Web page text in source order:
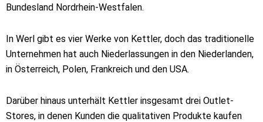
Bundesland Nordrhein-Westfalen.
In Werl gibt es vier Werke von Kettler, doch das traditionelle
Unternehmen hat auch Niederlassungen in den Niederlanden,
in Österreich, Polen, Frankreich und den USA.
Darüber hinaus unterhält Kettler insgesamt drei Outlet-
Stores, in denen Kunden die qualitativen Produkte kaufen